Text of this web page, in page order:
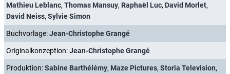
Mathieu Leblanc, Thomas Mansuy, Raphaël Luc, David Morlet,
David Neiss, Sylvie Simon
Buchvorlage:Jean-Christophe Grangé
Originalkonzeption:Jean-Christophe Grangé
Produktion:Sabine Barthélémy, Maze Pictures, Storia Television,